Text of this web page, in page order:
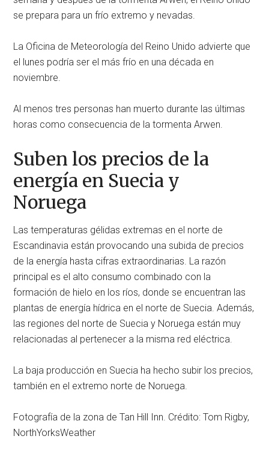
se prepara para un frío extremo y nevadas.
La Oficina de Meteorología del Reino Unido advierte que
el lunes podría ser el más frío en una década en
noviembre.
Al menos tres personas han muerto durante las últimas
horas como consecuencia de la tormenta Arwen.
Suben los precios de la
energía en Suecia y
Noruega
Las temperaturas gélidas extremas en el norte de
Escandinavia están provocando una subida de precios
de la energía hasta cifras extraordinarias. La razón
principal es el alto consumo combinado con la
formación de hielo en los ríos, donde se encuentran las
plantas de energía hídrica en el norte de Suecia. Además,
las regiones del norte de Suecia y Noruega están muy
relacionadas al pertenecer a la misma red eléctrica.
La baja producción en Suecia ha hecho subir los precios,
también en el extremo norte de Noruega.
Fotografía de la zona de Tan Hill Inn. Crédito: Tom Rigby,
NorthYorksWeather